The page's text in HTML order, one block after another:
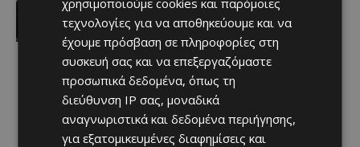
Afentiko - 09/08/2026
τεχνολογίες για να αποθηκεύουμε και να
έχουμε πρόσβαση σε πληροφορίες στη
συσκευή σας και να επεξεργαζόμαστε
προσωπικά δεδομένα, όπως τη
διεύθυνση IP σας, μοναδικά
αναγνωριστικά και δεδομένα περιήγησης,
για εξατομικευμένες διαφημίσεις και